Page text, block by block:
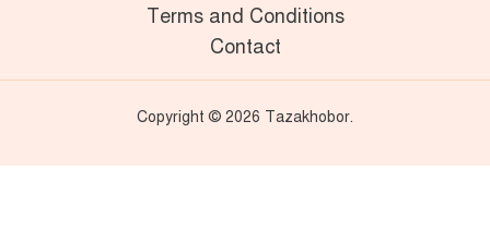
Terms and Conditions
Contact
Copyright © 2026 Tazakhobor.